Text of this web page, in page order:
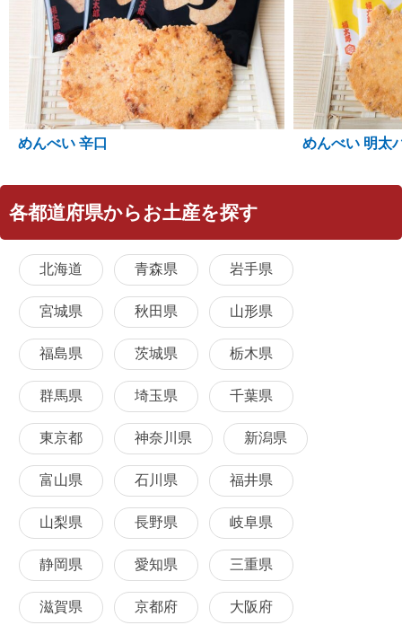
めんべい 辛口 めんべい 明太
各都道府県からお土産を探す
北海道 青森県 岩手県
宮城県 秋田県 山形県
福島県 茨城県 栃木県
群馬県 埼玉県 千葉県
東京都 神奈川県 新潟県
富山県 石川県 福井県
山梨県 長野県 岐阜県
静岡県 愛知県 三重県
滋賀県 京都府 大阪府